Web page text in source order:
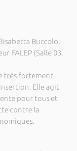
Buccolo,
FALEP (Salle 03,
très fortement
Elle agit
pour tous et
contre la